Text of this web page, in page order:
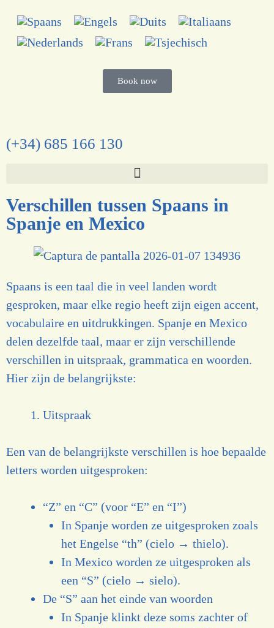
Book now
(+34) 685 166 130
Verschillen tussen Spaans in
Spanje en Mexico
Spaans is een taal die in veel landen wordt
gesproken, maar elke regio heeft zijn eigen accent,
vocabulaire en uitdrukkingen. Spanje en Mexico
delen dezelfde taal, maar er zijn verschillende
verschillen in uitspraak, grammatica en woorden.
Hier zijn de belangrijkste:
Uitspraak
Een van de belangrijkste verschillen is hoe bepaalde
letters worden uitgesproken:
“Z” en “C” (voor “E” en “I”)
In Spanje worden ze uitgesproken zoals
het Engelse “th” (cielo → thielo).
In Mexico worden ze uitgesproken als
een “S” (cielo → sielo).
De “S” aan het einde van woorden
In Spanje klinkt deze soms zachter of